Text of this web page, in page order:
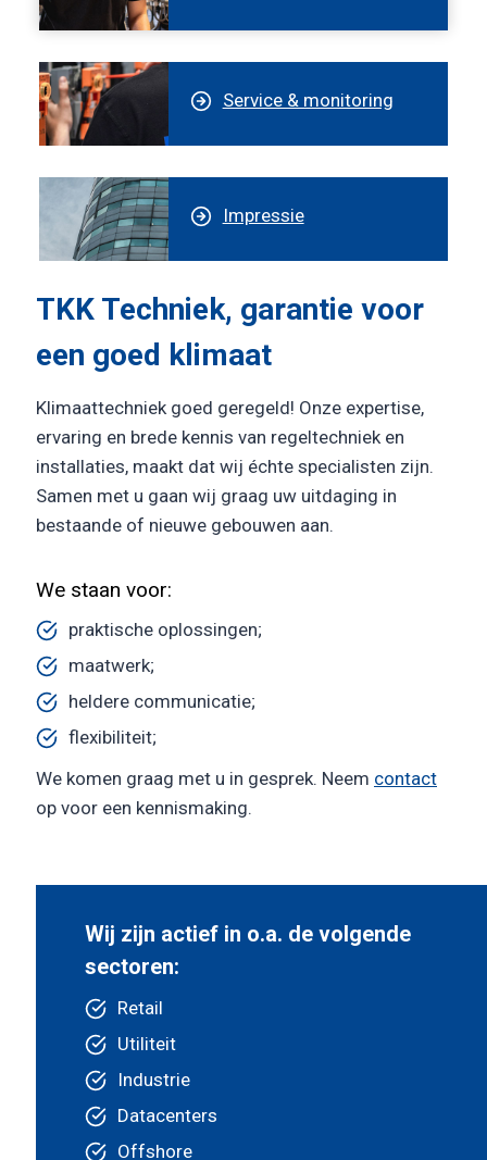
Service & monitoring
Impressie
TKK Techniek, garantie voor
een goed klimaat
Klimaattechniek goed geregeld! Onze expertise,
ervaring en brede kennis van regeltechniek en
installaties, maakt dat wij échte specialisten zijn.
Samen met u gaan wij graag uw uitdaging in
bestaande of nieuwe gebouwen aan.
We staan voor:
praktische oplossingen;
maatwerk;
heldere com­municatie;
flexibiliteit;
We komen graag met u in gesprek. Neem contact
op voor een kennismaking.
Wij zijn actief in o.a. de volgende
sectoren:
Retail
Utiliteit
Industrie
Datacenters
Offshore